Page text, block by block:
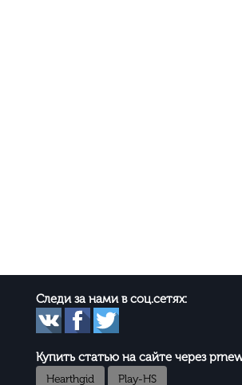
Следи за нами в соц.сетях:
Купить статью на сайте через
Hearthgid Play-HS